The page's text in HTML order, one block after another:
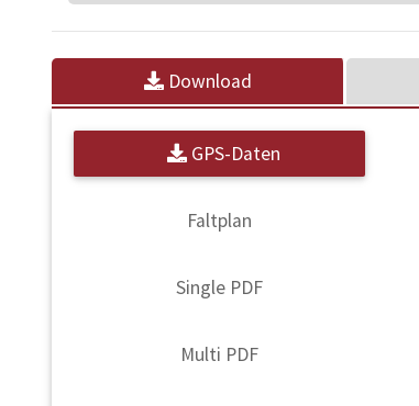
Download
GPS-Daten
Faltplan
Single PDF
Multi PDF